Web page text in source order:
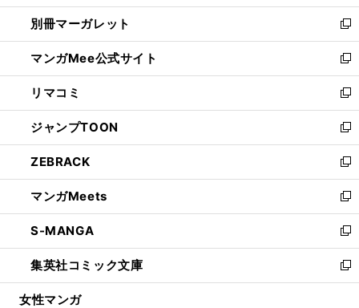
開
く
ウ
で
開
く
ウ
ィ
ン
ド
ウ
で
開
く
し
い
ウ
ィ
ン
ド
ウ
で
開
く
別冊マーガレット
新
し
い
ウ
ィ
ン
ド
ウ
で
開
く
マンガMee公式サイト
新
し
い
ウ
ィ
ン
ド
ウ
で
開
く
リマコミ
新
し
い
ウ
ィ
ン
ド
ウ
で
開
く
ジャンプTOON
新
し
い
ウ
ィ
ン
ド
ウ
で
開
ZEBRACK
新
し
い
ウ
ィ
ン
ド
ウ
マンガMeets
新
し
い
ウ
ィ
ン
S-MANGA
新
し
い
ウ
集英社コミック文庫
新
し
女性マンガ